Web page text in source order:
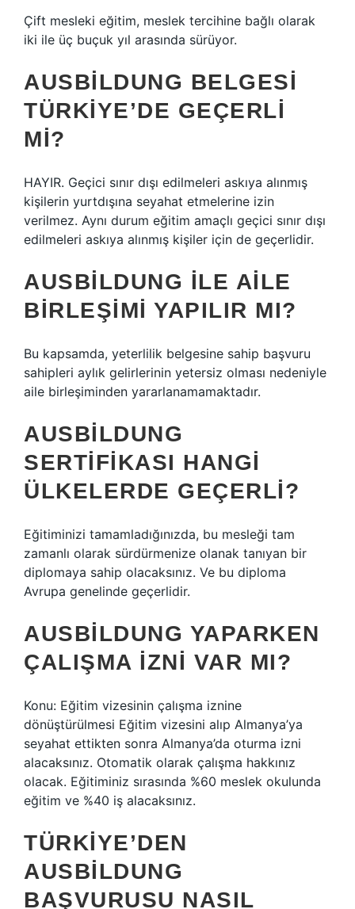
Çift mesleki eğitim, meslek tercihine bağlı olarak
iki ile üç buçuk yıl arasında sürüyor.
AUSBILDUNG BELGESI
TÜRKIYE’DE GEÇERLI
MI?
HAYIR. Geçici sınır dışı edilmeleri askıya alınmış
kişilerin yurtdışına seyahat etmelerine izin
verilmez. Aynı durum eğitim amaçlı geçici sınır dışı
edilmeleri askıya alınmış kişiler için de geçerlidir.
AUSBILDUNG ILE AILE
BIRLEŞIMI YAPILIR MI?
Bu kapsamda, yeterlilik belgesine sahip başvuru
sahipleri aylık gelirlerinin yetersiz olması nedeniyle
aile birleşiminden yararlanamamaktadır.
AUSBILDUNG
SERTIFIKASI HANGI
ÜLKELERDE GEÇERLI?
Eğitiminizi tamamladığınızda, bu mesleği tam
zamanlı olarak sürdürmenize olanak tanıyan bir
diplomaya sahip olacaksınız. Ve bu diploma
Avrupa genelinde geçerlidir.
AUSBILDUNG YAPARKEN
ÇALIŞMA IZNI VAR MI?
Konu: Eğitim vizesinin çalışma iznine
dönüştürülmesi Eğitim vizesini alıp Almanya’ya
seyahat ettikten sonra Almanya’da oturma izni
alacaksınız. Otomatik olarak çalışma hakkınız
olacak. Eğitiminiz sırasında %60 meslek okulunda
eğitim ve %40 iş alacaksınız.
TÜRKIYE’DEN
AUSBILDUNG
BAŞVURUSU NASIL